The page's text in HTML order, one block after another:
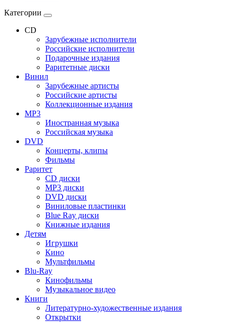
Категории
CD
Зарубежные исполнители
Российские исполнители
Подарочные издания
Раритетные диски
Винил
Зарубежные артисты
Российские артисты
Коллекционные издания
MP3
Иностранная музыка
Российская музыка
DVD
Концерты, клипы
Фильмы
Раритет
CD диски
MP3 диски
DVD диски
Виниловые пластинки
Blue Ray диски
Книжные издания
Детям
Игрушки
Кино
Мультфильмы
Blu-Ray
Кинофильмы
Музыкальное видео
Книги
Литературно-художественные издания
Открытки